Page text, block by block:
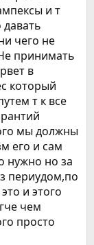
и т
чего не
принимать
в
который
т к все
мы должны
его и сам
нужно но за
периудом,по
и этого
чем
просто